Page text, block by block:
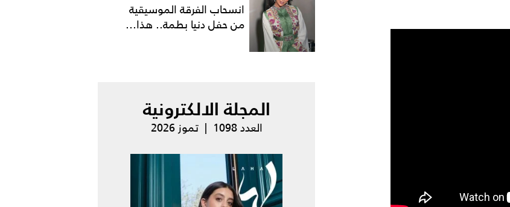
انسحاب الفرقة الموسيقية
من حفل دنيا بطمة.. هذا...
المجلة الالكترونية
العدد 1098 | تموز 2026